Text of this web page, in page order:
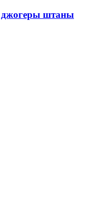
джогеры штаны